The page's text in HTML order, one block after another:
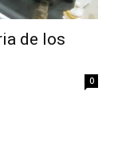
de los
0